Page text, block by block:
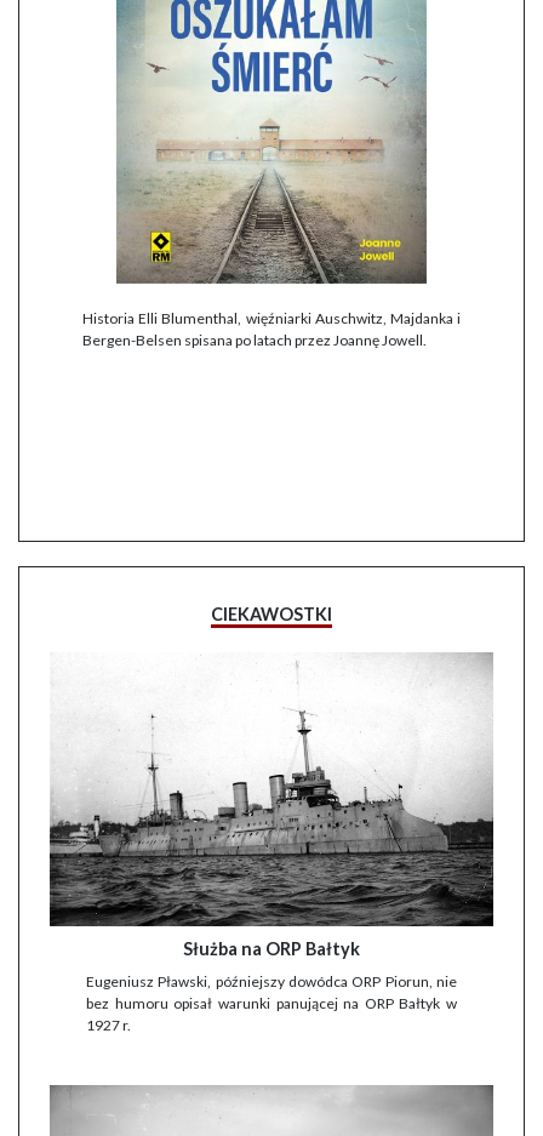
Historia Elli Blumenthal, więźniarki Auschwitz, Majdanka i
Bergen-Belsen spisana po latach przez Joannę Jowell.
CIEKAWOSTKI
Służba na ORP Bałtyk
Eugeniusz Pławski, późniejszy dowódca ORP Piorun, nie
bez humoru opisał warunki panującej na ORP Bałtyk w
1927 r.